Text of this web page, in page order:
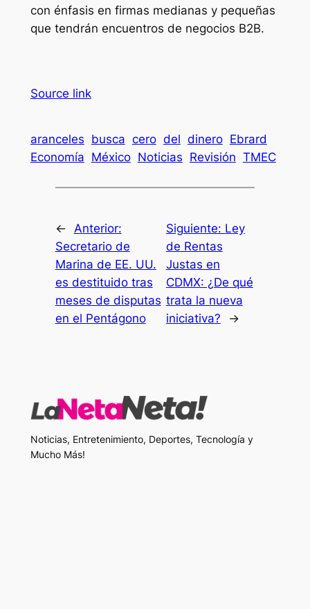
con énfasis en firmas medianas y pequeñas
que tendrán encuentros de negocios B2B.
Source link
aranceles busca cero del dinero Ebrard
Economía México Noticias Revisión TMEC
← Anterior:
Secretario de
Marina de EE. UU.
es destituido tras
meses de disputas
en el Pentágono
Siguiente: Ley
de Rentas
Justas en
CDMX: ¿De qué
trata la nueva
iniciativa?
→
Noticias, Entretenimiento, Deportes, Tecnología y
Mucho Más!